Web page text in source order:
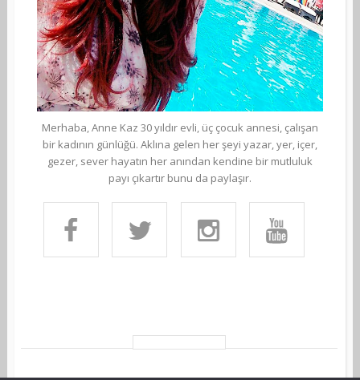
Merhaba, Anne Kaz 30 yıldır evli, üç çocuk annesi, çalışan
bir kadının günlüğü. Aklına gelen her şeyi yazar, yer, içer,
gezer, sever hayatın her anından kendine bir mutluluk
payı çıkartır bunu da paylaşır.